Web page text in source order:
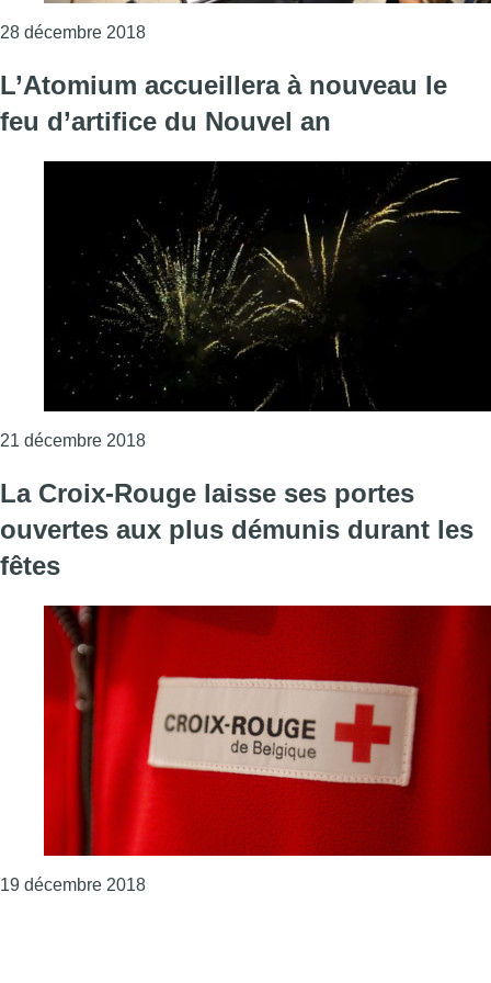
28 décembre 2018Consulter l'article "Voici les commerces et
L’Atomium accueillera à nouveau le
feu d’artifice du Nouvel an
21 décembre 2018Consulter l'article "L’Atomium accueillera à
La Croix-Rouge laisse ses portes
ouvertes aux plus démunis durant les
fêtes
19 décembre 2018Consulter l'article "La Croix-Rouge laisse